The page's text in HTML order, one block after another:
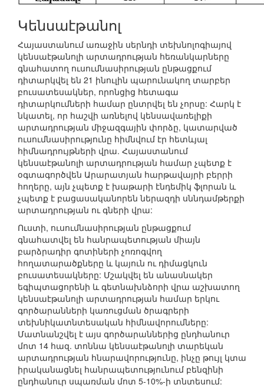
Կենսաէթանոլ
Հայաստանում առաջին սերնդի տեխնոլոգիայով
կենսաէթանոլի արտադրության հեռանկարները
գնահատող ուսումնասիրության ընթացքում
դիտարկվել են 21 ինուլին պարունակող տարբեր
բուսատեսակներ, որոնցից հետագա
դիտարկումների համար ընտրվել են չորսը: Հարկ է
նկատել, որ հաշվի առնելով կենսավառելիքի
արտադրության միջազգային փորձը, կատարված
ուսումնասիրությունը հիմնվում էր հետևյալ
հիմնադրույթների վրա. Հայաստանում
կենսաէթանոլի արտադրության համար չպետք է
օգտագործվեն Արարատյան հարթավայրի բերրի
հողերը, այն չպետք է խաթարի էնդեմիկ ֆլորան և
չպետք է բացասականորեն ներազդի սննդամթերքի
արտադրության ու գների վրա:
Ուստի, ուսումնասիրության ընթացքում
գնահատվել են հանրապետության միայն
բարձրադիր գոտիների չոռոգվող
հողատարածքները և կայուն ու դիմացկուն
բուսատեսակները: Մշակվել են անասնակեր
եգիպտացորենի և գետնախնձորի վրա աշխատող
կենսաէթանոլի արտադրության համար երկու
գործարանների կառուցման ծրագրերի
տեխնիկատնտեսական հիմնավորումները:
Մատնանշվել է այս գործարաններից ընդհանուր
մոտ 14 հազ. տոննա կենսաէթանոլի տարեկան
արտադրության հնարավորությունը, ինչը թույլ կտա
իրականացնել հանրապետությունում բենզինի
ընդհանուր սպառման մոտ 5-10%-ի տնտեսում: